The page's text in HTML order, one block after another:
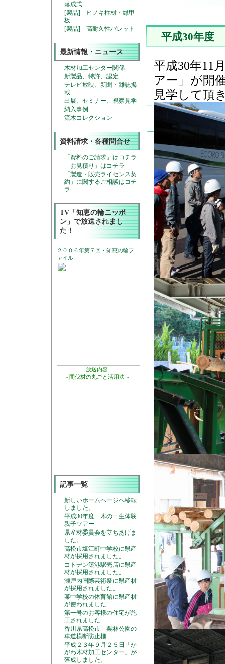
落成式
[製品] ヒノキ柱材・縁甲
板
[製品] 高耐久性パレット
最新情報・ニュース
木材加工センター関係
新製品、特許、認定
テレビ放映、新聞・雑誌掲
載
出展、セミナー、視察見学
納入事例
流木コレクション
資料請求・各種問合せ
「資料のご請求」はコチラ
「お見積り」はコチラ
「製造・販売ライセンス契
約」に関するご相談はコチ
ラ
TV「知恵の輪ニッポ
ン」で放送されまし
た！
２００６年第７回・知恵の輪フ
ァイル
放送内容
～間伐材の丸ごと活用法～
記事一覧
新しいホームページへ移転
しました。
平成30年度 木の一生体験
親子ツアー
県産材委員会を立ちあげま
した。
高松市塩江町中学校に県産
材が採用されました。
コトデン築港駅売店に県産
材が採用されました。
瀬戸内国際芸術祭に県産材
が採用されました。
某中学校の体育館に県産材
が使われました
第一号のお客様の住宅が施
工されました
香川県高松市 栗林公園の
車道横断防止柵
平成２３年９月２５日「か
がわ木材加工センター」が
落成しました。
平成30年度
平成30年11
アー」が開
見学して頂